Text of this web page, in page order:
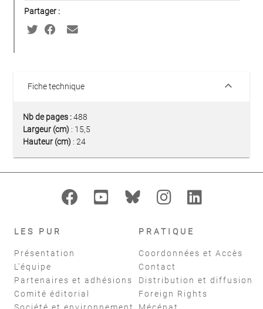
Partager :
Fiche technique keyboard_arrow_down
Nb de pages :488
Largeur (cm) : 15,5
Hauteur (cm) : 24
LES PUR
Présentation
L'équipe
Partenaires et adhésions
Comité éditorial
Société et environnement
PRATIQUE
Coordonnées et Accès
Contact
Distribution et diffusion
Foreign Rights
Mécénat